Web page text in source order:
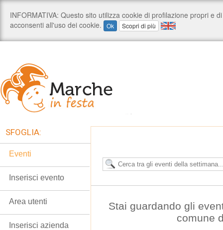
Stai guardando gli
comune
SFOGLIA:
Eventi
Inserisci evento
Area utenti
Inserisci azienda